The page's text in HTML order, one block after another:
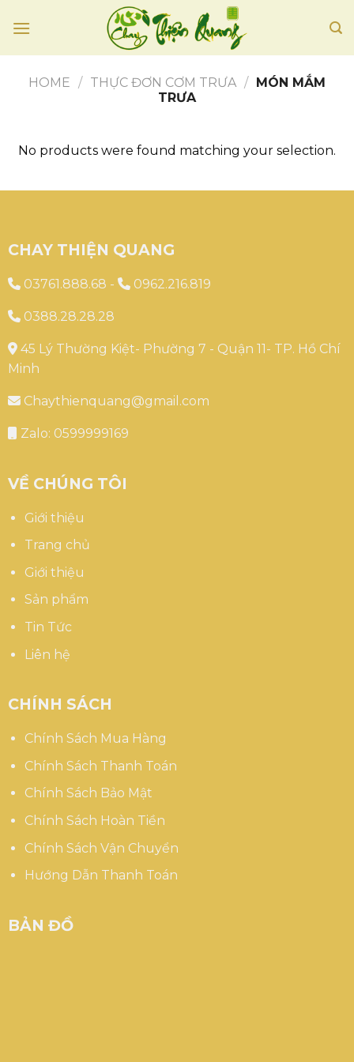
HOME / THỰC ĐƠN CƠM TRƯA / MÓN MẮM
TRƯA
No products were found matching your selection.
CHAY THIỆN QUANG
03761.888.68 - 0962.216.819
0388.28.28.28
45 Lý Thường Kiệt- Phường 7 - Quận 11- TP. Hồ Chí
Minh
Chaythienquang@gmail.com
Zalo: 0599999169
VỀ CHÚNG TÔI
Giới thiệu
Trang chủ
Giới thiệu
Sản phẩm
Tin Tức
Liên hệ
CHÍNH SÁCH
Chính Sách Mua Hàng
Chính Sách Thanh Toán
Chính Sách Bảo Mật
Chính Sách Hoàn Tiền
Chính Sách Vận Chuyển
Hướng Dẫn Thanh Toán
BẢN ĐỒ